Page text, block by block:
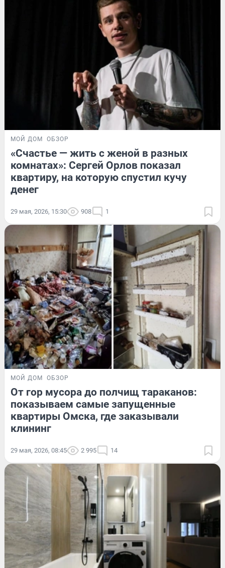
МОЙ ДОМ ОБЗОР
«Счастье — жить с женой в разных
комнатах»: Сергей Орлов показал
квартиру, на которую спустил кучу
денег
29 мая, 2026, 15:30 908 1
МОЙ ДОМ ОБЗОР
От гор мусора до полчищ тараканов:
показываем самые запущенные
квартиры Омска, где заказывали
клининг
29 мая, 2026, 08:45 2 995 14